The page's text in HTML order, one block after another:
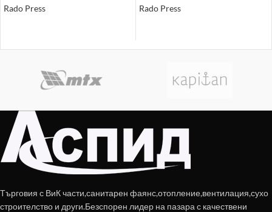
Rado Press Rado Press
Търговия с ВиК части,санитарен фаянс,отопление,вентилация,сухо
строителство и други.Безспорен лидер на пазара с качествени